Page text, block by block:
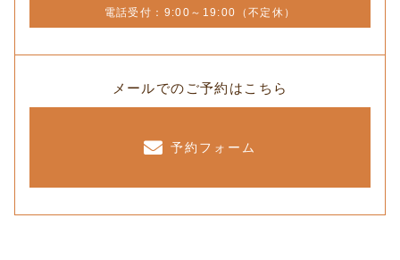
電話受付：9:00～19:00（不定休）
メールでのご予約はこちら
予約フォーム